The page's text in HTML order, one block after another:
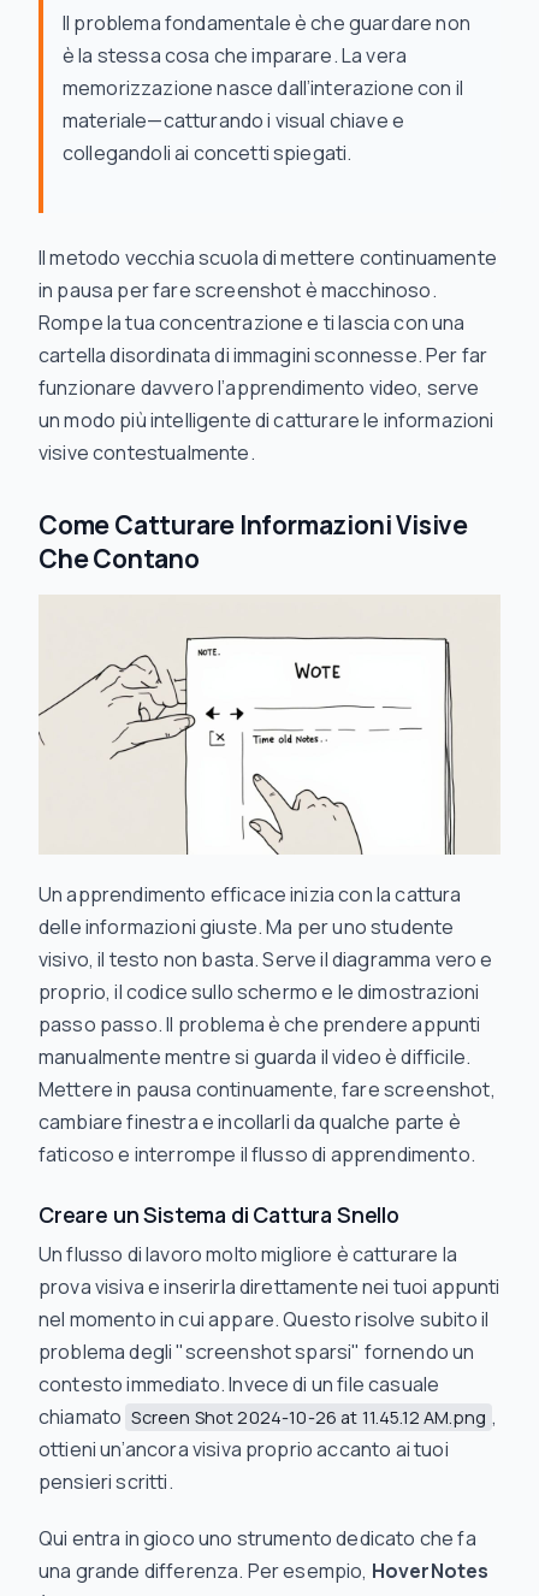
Il problema fondamentale è che guardare non
è la stessa cosa che imparare. La vera
memorizzazione nasce dall’interazione con il
materiale—catturando i visual chiave e
collegandoli ai concetti spiegati.
Il metodo vecchia scuola di mettere continuamente
in pausa per fare screenshot è macchinoso.
Rompe la tua concentrazione e ti lascia con una
cartella disordinata di immagini sconnesse. Per far
funzionare davvero l’apprendimento video, serve
un modo più intelligente di catturare le informazioni
visive contestualmente.
Come Catturare Informazioni Visive
Che Contano
Un apprendimento efficace inizia con la cattura
delle informazioni giuste. Ma per uno studente
visivo, il testo non basta. Serve il diagramma vero e
proprio, il codice sullo schermo e le dimostrazioni
passo passo. Il problema è che prendere appunti
manualmente mentre si guarda il video è difficile.
Mettere in pausa continuamente, fare screenshot,
cambiare finestra e incollarli da qualche parte è
faticoso e interrompe il flusso di apprendimento.
Creare un Sistema di Cattura Snello
Un flusso di lavoro molto migliore è catturare la
prova visiva e inserirladirettamentenei tuoi appunti
nel momento in cui appare. Questo risolve subito il
problema degli "screenshot sparsi" fornendo un
contesto immediato. Invece di un file casuale
chiamato Screen Shot 2024-10-26 at 11.45.12 AM.png ,
ottieni un’ancora visiva proprio accanto ai tuoi
pensieri scritti.
Qui entra in gioco uno strumento dedicato che fa
una grande differenza. Per esempio, HoverNotes